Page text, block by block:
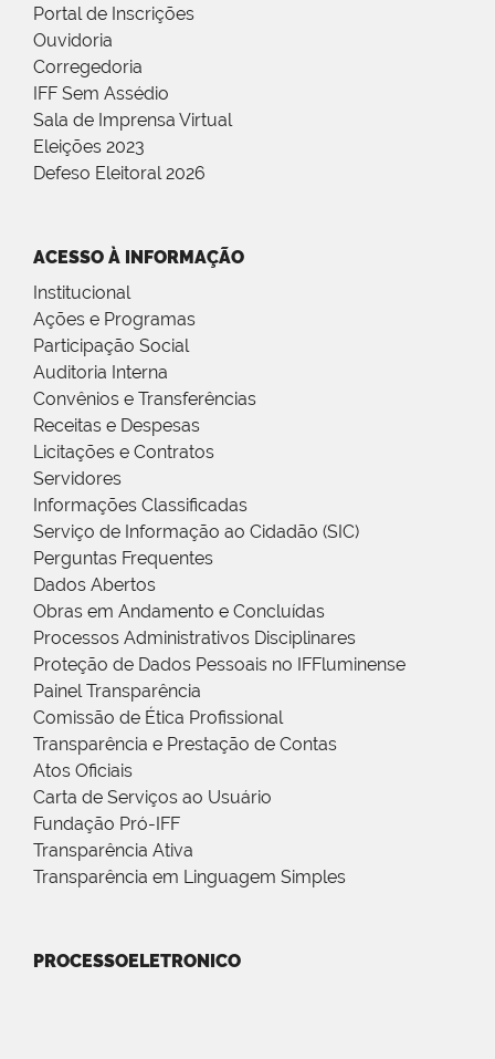
Portal de Inscrições
Ouvidoria
Corregedoria
IFF Sem Assédio
Sala de Imprensa Virtual
Eleições 2023
Defeso Eleitoral 2026
ACESSO À INFORMAÇÃO
Institucional
Ações e Programas
Participação Social
Auditoria Interna
Convênios e Transferências
Receitas e Despesas
Licitações e Contratos
Servidores
Informações Classificadas
Serviço de Informação ao Cidadão (SIC)
Perguntas Frequentes
Dados Abertos
Obras em Andamento e Concluídas
Processos Administrativos Disciplinares
Proteção de Dados Pessoais no IFFluminense
Painel Transparência
Comissão de Ética Profissional
Transparência e Prestação de Contas
Atos Oficiais
Carta de Serviços ao Usuário
Fundação Pró-IFF
Transparência Ativa
Transparência em Linguagem Simples
PROCESSOELETRONICO